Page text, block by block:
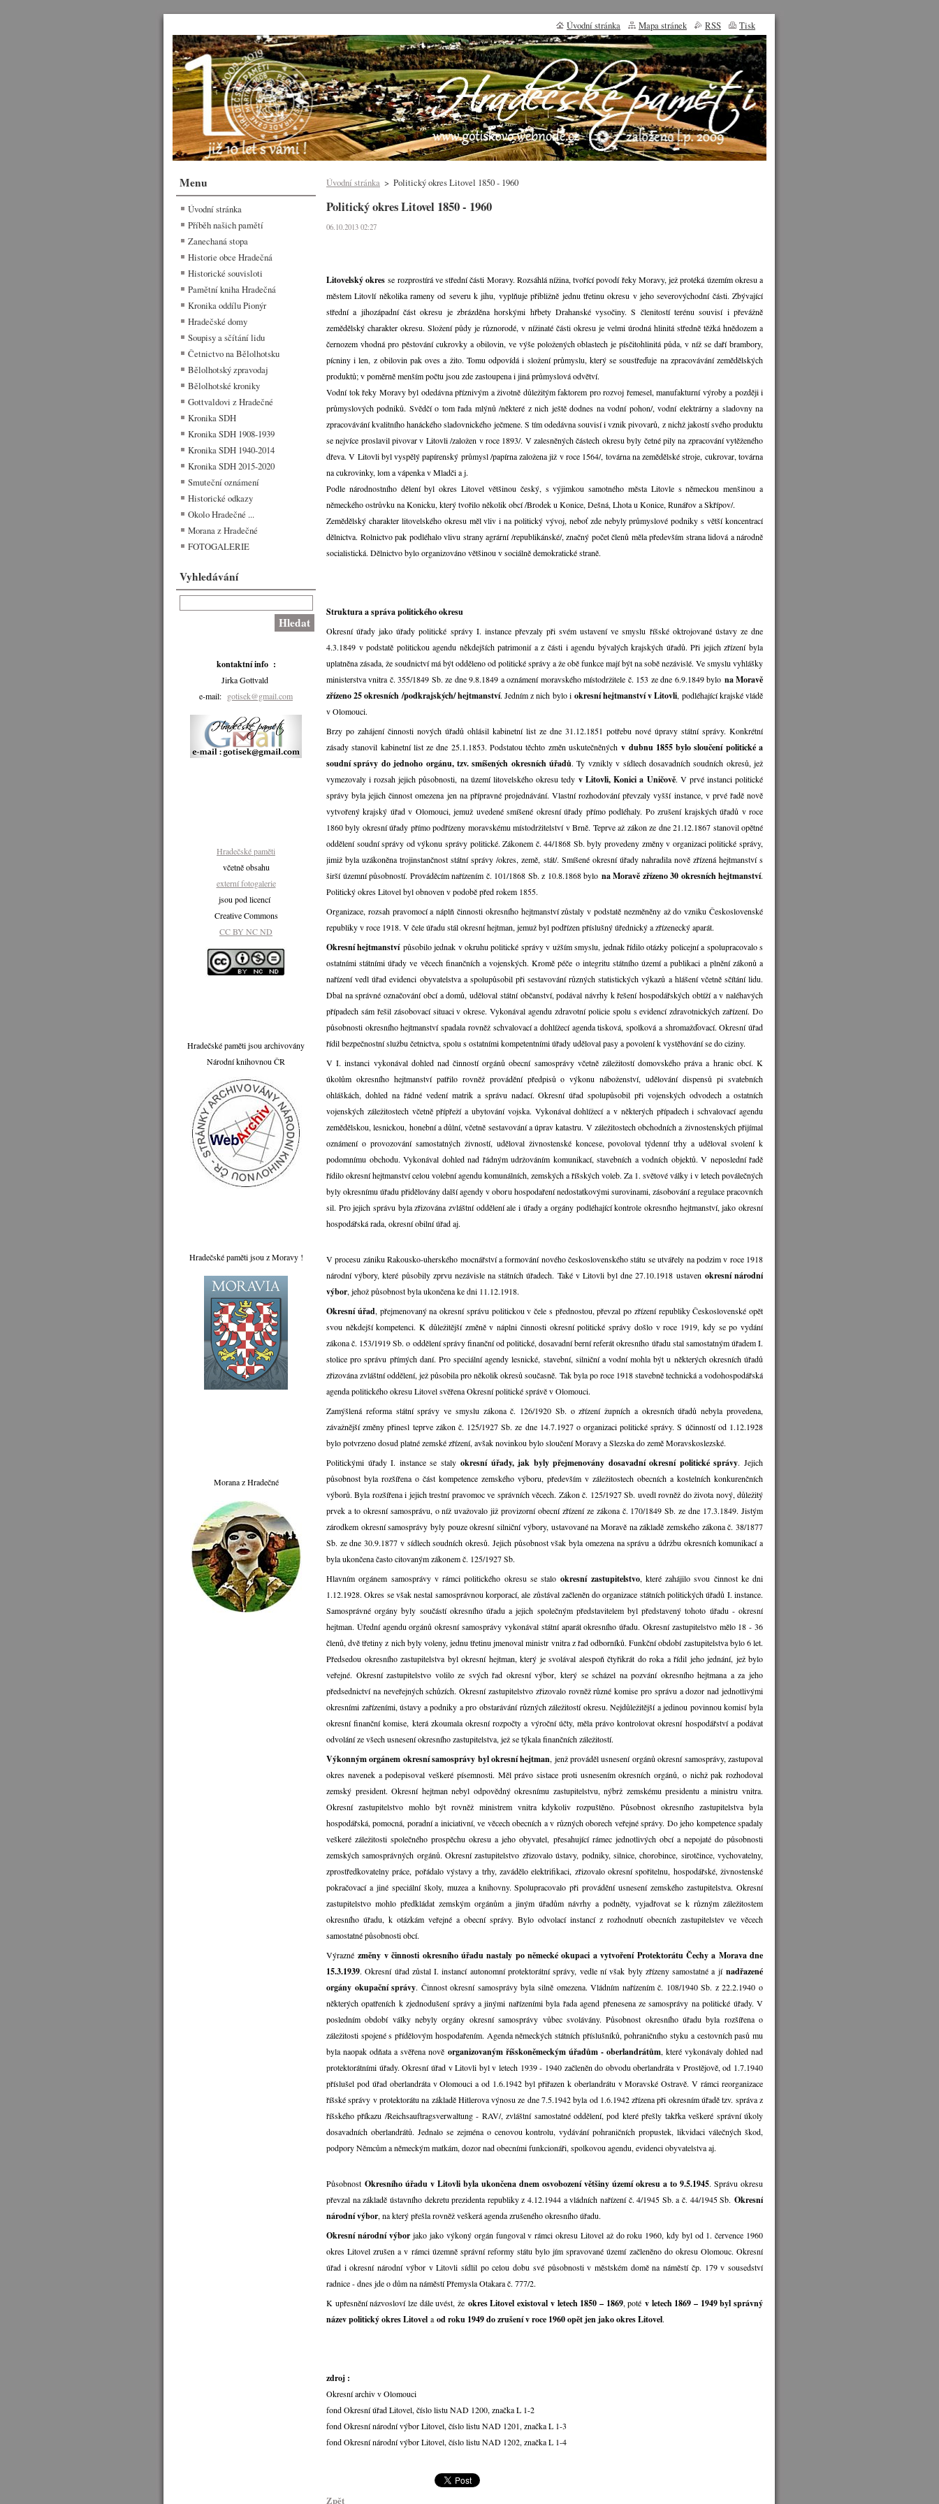
Úvodní stránka > Politický okres Litovel 1850 - 1960
Politický okres Litovel 1850 - 1960
06.10.2013 02:27
Litovelský okres se rozprostírá ve střední části Moravy. Rozsáhlá nížina, tvořící povodí řeky Moravy, jež protéká územím okresu a
městem Litovlí několika rameny od severu k jihu, vyplňuje přibližně jednu třetinu okresu v jeho severovýchodní části. Zbývající
střední a jihozápadní část okresu je zbrázděna horskými hřbety Drahanské vysočiny. S členitostí terénu souvisí i převážně
zemědělský charakter okresu. Složení půdy je různorodé, v nížinaté části okresu je velmi úrodná hlinitá středně těžká hnědozem a
černozem vhodná pro pěstování cukrovky a obilovin, ve výše položených oblastech je písčitohlinitá půda, v níž se daří brambory,
pícniny i len, z obilovin pak oves a žito. Tomu odpovídá i složení průmyslu, který se soustřeďuje na zpracovávání zemědělských
produktů; v poměrně menším počtu jsou zde zastoupena i jiná průmyslová odvětví.
Vodní tok řeky Moravy byl odedávna příznivým a životně důležitým faktorem pro rozvoj řemesel, manufakturní výroby a později i
průmyslových podniků. Svědčí o tom řada mlýnů /některé z nich ještě dodnes na vodní pohon/, vodní elektrárny a sladovny na
zpracovávání kvalitního hanáckého sladovnického ječmene. S tím odedávna souvisí i vznik pivovarů, z nichž jakostí svého produktu
se nejvíce proslavil pivovar v Litovli /založen v roce 1893/. V zalesněných částech okresu byly četné pily na zpracování vytěženého
dřeva. V Litovli byl vyspělý papírenský průmysl /papírna založena již v roce 1564/, továrna na zemědělské stroje, cukrovar, továrna
na cukrovinky, lom a vápenka v Mladči a j.
Podle národnostního dělení byl okres Litovel většinou český, s výjimkou samotného města Litovle s německou menšinou a
německého ostrůvku na Konicku, který tvořilo několik obcí /Brodek u Konice, Dešná, Lhota u Konice, Runářov a Skřípov/.
Zemědělský charakter litovelského okresu měl vliv i na politický vývoj, neboť zde nebyly průmyslové podniky s větší koncentrací
dělnictva. Rolnictvo pak podléhalo vlivu strany agrární /republikánské/, značný počet členů měla především strana lidová a národně
socialistická. Dělnictvo bylo organizováno většinou v sociálně demokratické straně.
Struktura a správa politického okresu
Okresní úřady jako úřady politické správy I. instance převzaly při svém ustavení ve smyslu říšské oktrojované ústavy ze dne
4.3.1849 v podstatě politickou agendu někdejších patrimonií a z části i agendu bývalých krajských úřadů. Při jejich zřízení byla
uplatněna zásada, že soudnictví má být odděleno od politické správy a že obě funkce mají být na sobě nezávislé. Ve smyslu vyhlášky
ministerstva vnitra č. 355/1849 Sb. ze dne 9.8.1849 a oznámení moravského místodržitele č. 153 ze dne 6.9.1849 bylo na Moravě
zřízeno 25 okresních /podkrajských/ hejtmanství. Jedním z nich bylo i okresní hejtmanství v Litovli, podléhající krajské vládě
v Olomouci.
Brzy po zahájení činnosti nových úřadů ohlásil kabinetní list ze dne 31.12.1851 potřebu nové úpravy státní správy. Konkrétní
zásady stanovil kabinetní list ze dne 25.1.1853. Podstatou těchto změn uskutečněnýchv dubnu 1855 bylo sloučení politické a
soudní správy do jednoho orgánu, tzv. smíšených okresních úřadů. Ty vznikly v sídlech dosavadních soudních okresů, jež
vymezovaly i rozsah jejich působnosti, na území litovelského okresu tedyv Litovli, Konici a Uničově. V prvé instanci politické
správy byla jejich činnost omezena jen na přípravné projednávání. Vlastní rozhodování převzaly vyšší instance, v prvé řadě nově
vytvořený krajský úřad v Olomouci, jemuž uvedené smíšené okresní úřady přímo podléhaly. Po zrušení krajských úřadů v roce
1860 byly okresní úřady přímo podřízeny moravskému místodržitelství v Brně. Teprve až zákon ze dne 21.12.1867 stanovil opětné
oddělení soudní správy od výkonu správy politické. Zákonem č. 44/1868 Sb. byly provedeny změny v organizaci politické správy,
jimiž byla uzákoněna trojinstančnost státní správy /okres, země, stát/. Smíšené okresní úřady nahradila nově zřízená hejtmanství s
širší územní působností. Prováděcím nařízením č. 101/1868 Sb. z 10.8.1868 bylo na Moravě zřízeno 30 okresních hejtmanství.
Politický okres Litovel byl obnoven v podobě před rokem 1855.
Organizace, rozsah pravomocí a náplň činnosti okresního hejtmanství zůstaly v podstatě nezměněny až do vzniku Československé
republiky v roce 1918. V čele úřadu stál okresní hejtman, jemuž byl podřízen příslušný úřednický a zřízenecký aparát.
Okresní hejtmanství působilo jednak v okruhu politické správy v užším smyslu, jednak řídilo otázky policejní a spolupracovalo s
ostatními státními úřady ve věcech finančních a vojenských. Kromě péče o integritu státního území a publikaci a plnění zákonů a
nařízení vedl úřad evidenci obyvatelstva a spolupůsobil při sestavování různých statistických výkazů a hlášení včetně sčítání lidu.
Dbal na správné označování obcí a domů, uděloval státní občanství, podával návrhy k řešení hospodářských obtíží a v naléhavých
případech sám řešil zásobovací situaci v okrese. Vykonával agendu zdravotní policie spolu s evidencí zdravotnických zařízení. Do
působnosti okresního hejtmanství spadala rovněž schvalovací a dohlížecí agenda tisková, spolková a shromažďovací. Okresní úřad
řídil bezpečnostní službu četnictva, spolu s ostatními kompetentními úřady uděloval pasy a povolení k vystěhování se do ciziny.
V I. instanci vykonával dohled nad činností orgánů obecní samosprávy včetně záležitostí domovského práva a hranic obcí. K
úkolům okresního hejtmanství patřilo rovněž provádění předpisů o výkonu náboženství, udělování dispensů pi svatebních
ohláškách, dohled na řádné vedení matrik a správu nadací. Okresní úřad spolupůsobil při vojenských odvodech a ostatních
vojenských záležitostech včetně přípřeží a ubytování vojska. Vykonával dohlížecí a v některých případech i schvalovací agendu
zemědělskou, lesnickou, honební a důlní, včetně sestavování a úprav katastru. V záležitostech obchodních a živnostenských přijímal
oznámení o provozování samostatných živností, uděloval živnostenské koncese, povoloval týdenní trhy a uděloval svolení k
podomnímu obchodu. Vykonával dohled nad řádným udržováním komunikací, stavebních a vodních objektů. V neposlední řadě
řídilo okresní hejtmanství celou volební agendu komunálních, zemských a říšských voleb. Za 1. světové války i v letech poválečných
byly okresnímu úřadu přidělovány další agendy v oboru hospodaření nedostatkovými surovinami, zásobování a regulace pracovních
sil. Pro jejich správu byla zřizována zvláštní oddělení ale i úřady a orgány podléhající kontrole okresního hejtmanství, jako okresní
hospodářská rada, okresní obilní úřad aj.
V procesu zániku Rakousko-uherského mocnářství a formování nového československého státu se utvářely na podzim v roce 1918
národní výbory, které působily zprvu nezávisle na státních úřadech. Také v Litovli byl dne 27.10.1918 ustaven okresní národní
výbor, jehož působnost byla ukončena ke dni 11.12.1918.
Okresní úřad, přejmenovaný na okresní správu politickou v čele s přednostou, převzal po zřízení republiky Československé opět
svou někdejší kompetenci. K důležitější změně v náplni činnosti okresní politické správy došlo v roce 1919, kdy se po vydání
zákona č. 153/1919 Sb. o oddělení správy finanční od politické, dosavadní berní referát okresního úřadu stal samostatným úřadem I.
stolice pro správu přímých daní. Pro speciální agendy lesnické, stavební, silniční a vodní mohla být u některých okresních úřadů
zřizována zvláštní oddělení, jež působila pro několik okresů současně. Tak byla po roce 1918 stavebně technická a vodohospodářská
agenda politického okresu Litovel svěřena Okresní politické správě v Olomouci.
Zamýšlená reforma státní správy ve smyslu zákona č. 126/1920 Sb. o zřízení župních a okresních úřadů nebyla provedena,
závažnější změny přinesl teprve zákon č. 125/1927 Sb. ze dne 14.7.1927 o organizaci politické správy. S účinností od 1.12.1928
bylo potvrzeno dosud platné zemské zřízení, avšak novinkou bylo sloučení Moravy a Slezska do země Moravskoslezské.
Politickými úřady I. instance se stalyokresní úřady, jak byly přejmenovány dosavadní okresní politické správy. Jejich
působnost byla rozšířena o část kompetence zemského výboru, především v záležitostech obecních a kostelních konkurenčních
výborů. Byla rozšířena i jejich trestní pravomoc ve správních věcech. Zákon č. 125/1927 Sb. uvedl rovněž do života nový, důležitý
prvek a to okresní samosprávu, o níž uvažovalo již provizorní obecní zřízení ze zákona č. 170/1849 Sb. ze dne 17.3.1849. Jistým
zárodkem okresní samosprávy byly pouze okresní silniční výbory, ustavované na Moravě na základě zemského zákona č. 38/1877
Sb. ze dne 30.9.1877 v sídlech soudních okresů. Jejich působnost však byla omezena na správu a údržbu okresních komunikací a
byla ukončena často citovaným zákonem č. 125/1927 Sb.
Hlavním orgánem samosprávy v rámci politického okresu se stalookresní zastupitelstvo, které zahájilo svou činnost ke dni
1.12.1928. Okres se však nestal samosprávnou korporací, ale zůstával začleněn do organizace státních politických úřadů I. instance.
Samosprávné orgány byly součástí okresního úřadu a jejich společným představitelem byl představený tohoto úřadu - okresní
hejtman. Úřední agendu orgánů okresní samosprávy vykonával státní aparát okresního úřadu. Okresní zastupitelstvo mělo 18 - 36
členů, dvě třetiny z nich byly voleny, jednu třetinu jmenoval ministr vnitra z řad odborníků. Funkční období zastupitelstva bylo 6 let.
Předsedou okresního zastupitelstva byl okresní hejtman, který je svolával alespoň čtyřikrát do roka a řídil jeho jednání, jež bylo
veřejné. Okresní zastupitelstvo volilo ze svých řad okresní výbor, který se scházel na pozvání okresního hejtmana a za jeho
předsednictví na neveřejných schůzích. Okresní zastupitelstvo zřizovalo rovněž různé komise pro správu a dozor nad jednotlivými
okresními zařízeními, ústavy a podniky a pro obstarávání různých záležitostí okresu. Nejdůležitější a jedinou povinnou komisí byla
okresní finanční komise, která zkoumala okresní rozpočty a výroční účty, měla právo kontrolovat okresní hospodářství a podávat
odvolání ze všech usnesení okresního zastupitelstva, jež se týkala finančních záležitostí.
Výkonným orgánem okresní samosprávy byl okresní hejtman, jenž prováděl usnesení orgánů okresní samosprávy, zastupoval
okres navenek a podepisoval veškeré písemnosti. Měl právo sistace proti usnesením okresních orgánů, o nichž pak rozhodoval
zemský president. Okresní hejtman nebyl odpovědný okresnímu zastupitelstvu, nýbrž zemskému presidentu a ministru vnitra.
Okresní zastupitelstvo mohlo být rovněž ministrem vnitra kdykoliv rozpuštěno. Působnost okresního zastupitelstva byla
hospodářská, pomocná, poradní a iniciativní, ve věcech obecních a v různých oborech veřejné správy. Do jeho kompetence spadaly
veškeré záležitosti společného prospěchu okresu a jeho obyvatel, přesahující rámec jednotlivých obcí a nepojaté do působnosti
zemských samosprávných orgánů. Okresní zastupitelstvo zřizovalo ústavy, podniky, silnice, chorobince, sirotčince, vychovatelny,
zprostředkovatelny práce, pořádalo výstavy a trhy, zavádělo elektrifikaci, zřizovalo okresní spořitelnu, hospodářské, živnostenské
pokračovací a jiné speciální školy, muzea a knihovny. Spolupracovalo při provádění usnesení zemského zastupitelstva. Okresní
zastupitelstvo mohlo předkládat zemským orgánům a jiným úřadům návrhy a podněty, vyjadřovat se k různým záležitostem
okresního úřadu, k otázkám veřejné a obecní správy. Bylo odvolací instancí z rozhodnutí obecních zastupitelstev ve věcech
samostatné působnosti obcí.
Výraznézměny v činnosti okresního úřadu nastaly po německé okupaci a vytvoření Protektorátu Čechy a Morava dne
15.3.1939. Okresní úřad zůstal I. instancí autonomní protektorátní správy, vedle ní však byly zřízeny samostatné a jí nadřazené
orgány okupační správy. Činnost okresní samosprávy byla silně omezena. Vládním nařízením č. 108/1940 Sb. z 22.2.1940 o
některých opatřeních k zjednodušení správy a jinými nařízeními byla řada agend přenesena ze samosprávy na politické úřady. V
posledním období války nebyly orgány okresní samosprávy vůbec svolávány. Působnost okresního úřadu byla rozšířena o
záležitosti spojené s přídělovým hospodařením. Agenda německých státních příslušníků, pohraničního styku a cestovních pasů mu
byla naopak odňata a svěřena nově organizovaným říšskoněmeckým úřadům - oberlandrátům, které vykonávaly dohled nad
protektorátními úřady. Okresní úřad v Litovli byl v letech 1939 - 1940 začleněn do obvodu oberlandráta v Prostějově, od 1.7.1940
příslušel pod úřad oberlandráta v Olomouci a od 1.6.1942 byl přiřazen k oberlandrátu v Moravské Ostravě. V rámci reorganizace
říšské správy v protektorátu na základě Hitlerova výnosu ze dne 7.5.1942 byla od 1.6.1942 zřízena při okresním úřadě tzv. správa z
říšského příkazu /Reichsauftragsverwaltung - RAV/, zvláštní samostatné oddělení, pod které přešly takřka veškeré správní úkoly
dosavadních oberlandrátů. Jednalo se zejména o cenovou kontrolu, vydávání pohraničních propustek, likvidaci válečných škod,
podpory Němcům a německým matkám, dozor nad obecními funkcionáři, spolkovou agendu, evidenci obyvatelstva aj.
Působnost Okresního úřadu v Litovli byla ukončena dnem osvobození většiny území okresu a to 9.5.1945. Správu okresu
převzal na základě ústavního dekretu prezidenta republiky z 4.12.1944 a vládních nařízení č. 4/1945 Sb. a č. 44/1945 Sb. Okresní
národní výbor, na který přešla rovněž veškerá agenda zrušeného okresního úřadu.
Okresní národní výborjako jako výkoný orgán fungoval v rámci okresu Litovel až do roku 1960, kdy byl od 1. července 1960
okres Litovel zrušen a v rámci územně správní reformy státu bylo jím spravované území začleněno do okresu Olomouc. Okresní
úřad i okresní národní výbor v Litovli sídlil po celou dobu své působnosti v městském domě na náměstí čp. 179 v sousedství
radnice - dnes jde o dům na náměstí Přemysla Otakara č. 777/2.
K upřesnění názvosloví lze dále uvést, že okres Litovel existoval v letech 1850 – 1869, poté v letech 1869 – 1949 byl správný
název politický okres Litovel aod roku 1949 do zrušení v roce 1960 opět jen jako okres Litovel.
zdroj :
Okresní archiv v Olomouci
fond Okresní úřad Litovel, číslo listu NAD 1200, značka L 1-2
fond Okresní národní výbor Litovel, číslo listu NAD 1201, značka L 1-3
fond Okresní národní výbor Litovel, číslo listu NAD 1202, značka L 1-4
Zpět
Menu
Úvodní stránka
Příběh našich pamětí
Zanechaná stopa
Historie obce Hradečná
Historické souvisloti
Pamětní kniha Hradečná
Kronika oddílu Pionýr
Hradečské domy
Soupisy a sčítání lidu
Četnictvo na Bělolhotsku
Bělolhotský zpravodaj
Bělolhotské kroniky
Gottvaldovi z Hradečné
Kronika SDH
Kronika SDH 1908-1939
Kronika SDH 1940-2014
Kronika SDH 2015-2020
Smuteční oznámení
Historické odkazy
Okolo Hradečné ...
Morana z Hradečné
FOTOGALERIE
Vyhledávání
kontaktní info :
Jirka Gottvald
e-mail: gotisek@gmail.com
Hradečské paměti
včetně obsahu
externí fotogalerie
jsou pod licencí
Creative Commons
CC BY NC ND
Hradečské paměti jsou archivovány
Národní knihovnou ČR
Hradečské paměti jsou z Moravy !
Morana z Hradečné
Úvodní stránka Mapa stránek RSS Tisk